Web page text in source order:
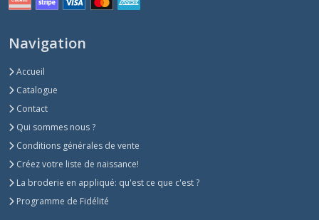
Navigation
Accueil
Catalogue
Contact
Qui sommes nous ?
Conditions générales de vente
Créez votre liste de naissance!
La broderie en appliqué: qu'est ce que c'est ?
Programme de Fidélité